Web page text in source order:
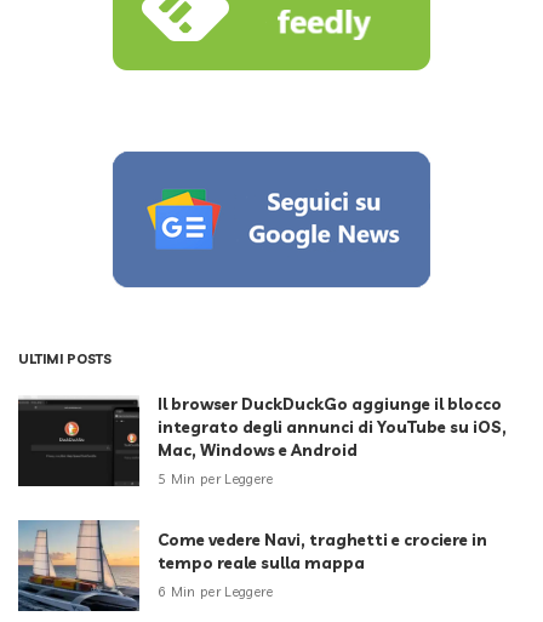
ULTIMI POSTS
Il browser DuckDuckGo aggiunge il blocco
integrato degli annunci di YouTube su iOS,
Mac, Windows e Android
5 Min per Leggere
Come vedere Navi, traghetti e crociere in
tempo reale sulla mappa
6 Min per Leggere